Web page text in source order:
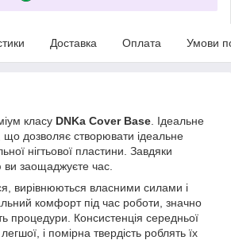
Доставка Оплата Умови
класу DNKa Cover Base . Ідеальне
що дозволяє створювати ідеальне
нігтьової пластини. Завдяки
заощаджуєте час.
вирівнюються власними силами і
комфорт під час роботи, значно
процедури. Консистенція середньої
і помірна твердість роблять їх